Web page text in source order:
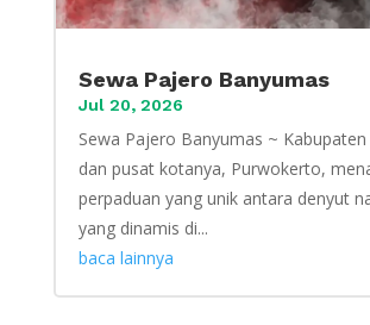
Sewa Pajero Banyumas
Jul 20, 2026
Sewa Pajero Banyumas ~
dan pusat kotanya, Purwokerto,
perpaduan yang unik antara denyut
yang dinamis di...
baca lainnya